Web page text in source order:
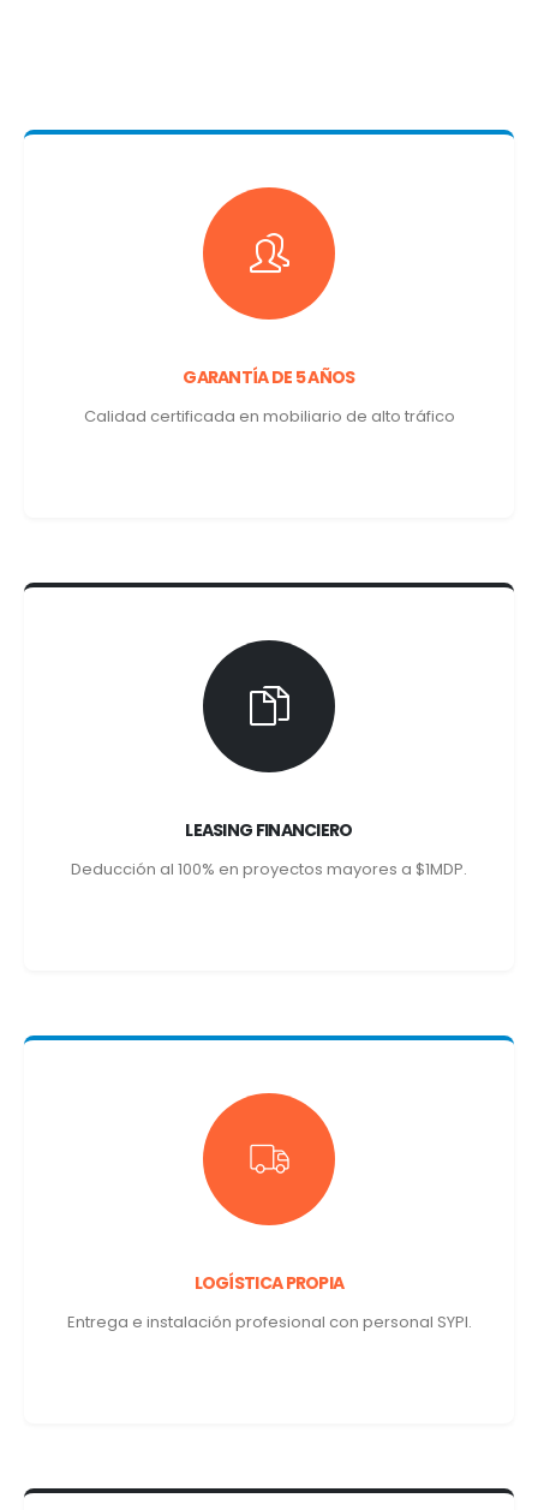
GARANTÍA DE 5 AÑOS
Calidad certificada en mobiliario de alto tráfico
LEASING FINANCIERO
Deducción al 100% en proyectos mayores a $1MDP.
LOGÍSTICA PROPIA
Entrega e instalación profesional con personal SYPI.